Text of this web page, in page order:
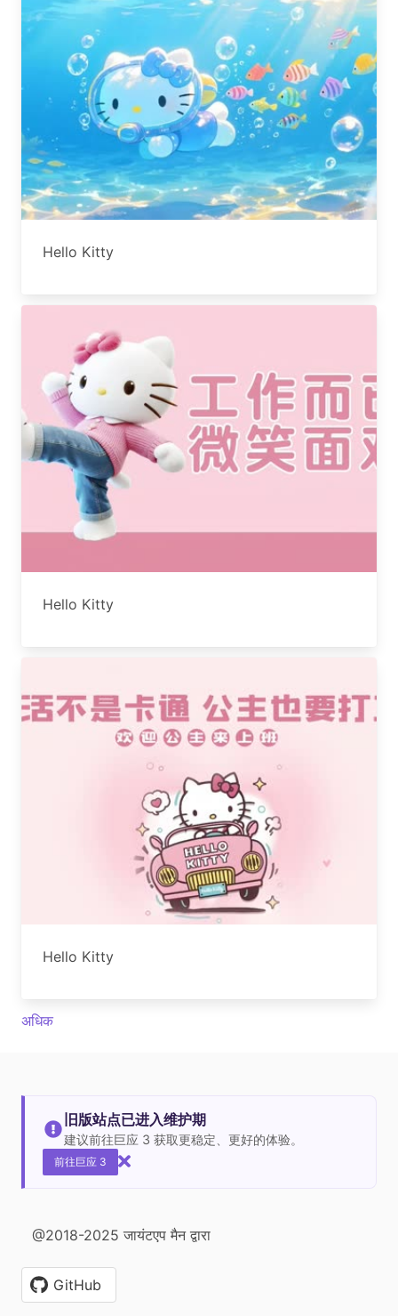
Hello Kitty
Hello Kitty
Hello Kitty
अधिक
旧版站点已进入维护期
建议前往巨应 3 获取更稳定、更好的体验。
前往巨应 3
@2018-2025 जायंटएप मैन द्वारा
GitHub